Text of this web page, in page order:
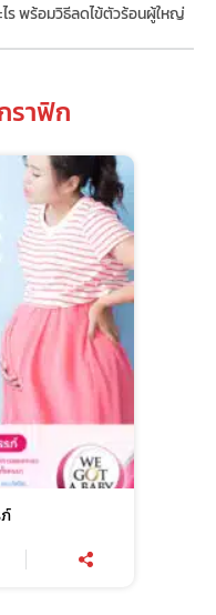
ร พร้อมวิธีลดไข้ตัวร้อนผู้ใหญ่
ราฟิก